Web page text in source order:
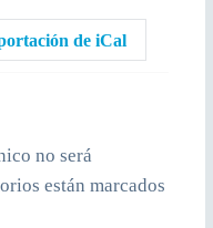
de iCal
no será
están marcados